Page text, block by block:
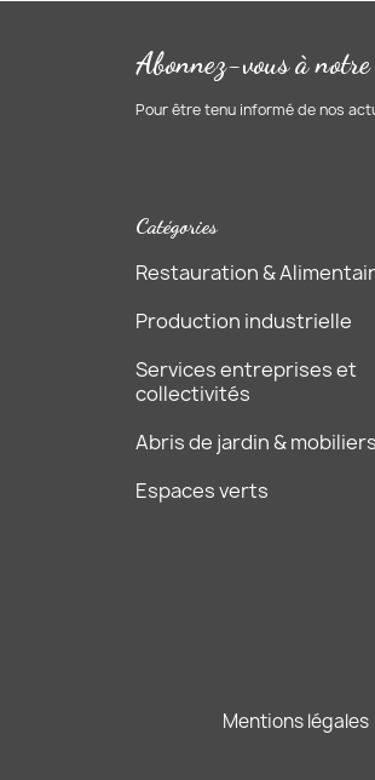
Abonnez-vous à
Pour être tenu informé de nos
Catégories
Restauration &
Production industrielle
Services entreprises et
collectivités
Abris de jardin & mobiliers
Espaces verts
Mentions légales